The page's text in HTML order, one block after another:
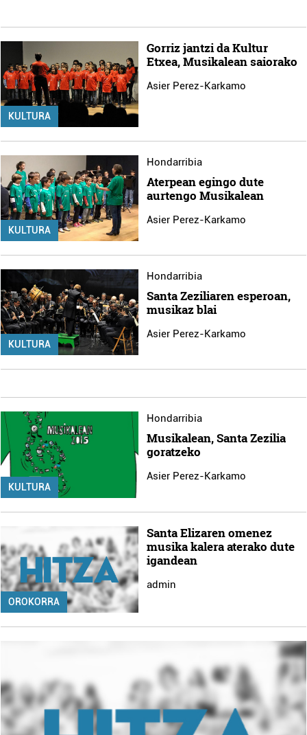
KULTURA
Gorriz jantzi da Kultur
Etxea, Musikalean saiorako
Asier Perez-Karkamo
KULTURA
Hondarribia
Aterpean egingo dute
aurtengo Musikalean
Asier Perez-Karkamo
KULTURA
Hondarribia
Santa Zeziliaren esperoan,
musikaz blai
Asier Perez-Karkamo
KULTURA
Hondarribia
Musikalean, Santa Zezilia
goratzeko
Asier Perez-Karkamo
OROKORRA
Santa Elizaren omenez
musika kalera aterako dute
igandean
admin